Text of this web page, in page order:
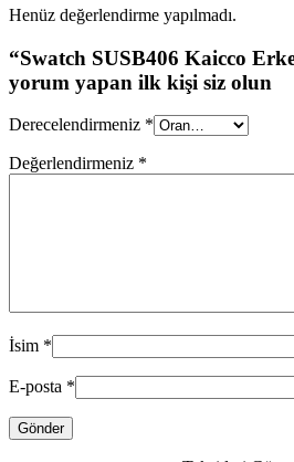
Henüz değerlendirme yapılmadı.
“Swatch SUSB406 Kaicco
yorum yapan ilk kişi siz olun
Derecelendirmeniz *
Değerlendirmeniz *
İsim *
E-posta *